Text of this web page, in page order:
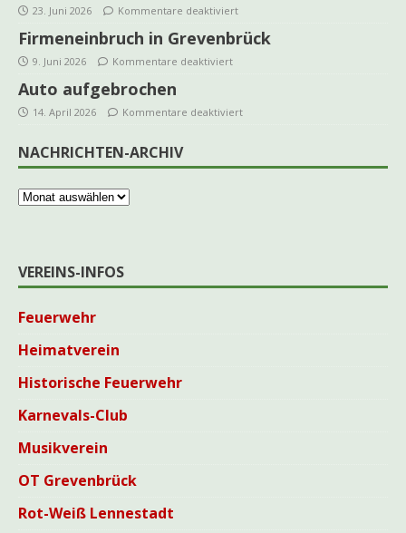
23. Juni 2026 Kommentare deaktiviert
Firmeneinbruch in Grevenbrück
9. Juni 2026 Kommentare deaktiviert
Auto aufgebrochen
14. April 2026 Kommentare deaktiviert
NACHRICHTEN-ARCHIV
VEREINS-INFOS
Feuerwehr
Heimatverein
Historische Feuerwehr
Karnevals-Club
Musikverein
OT Grevenbrück
Rot-Weiß Lennestadt